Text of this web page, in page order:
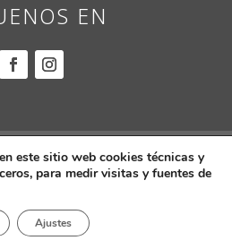
EN
Todos los
Diseño web por
este sitio web cookies técnicas y
para medir visitas y fuentes de
Ajustes